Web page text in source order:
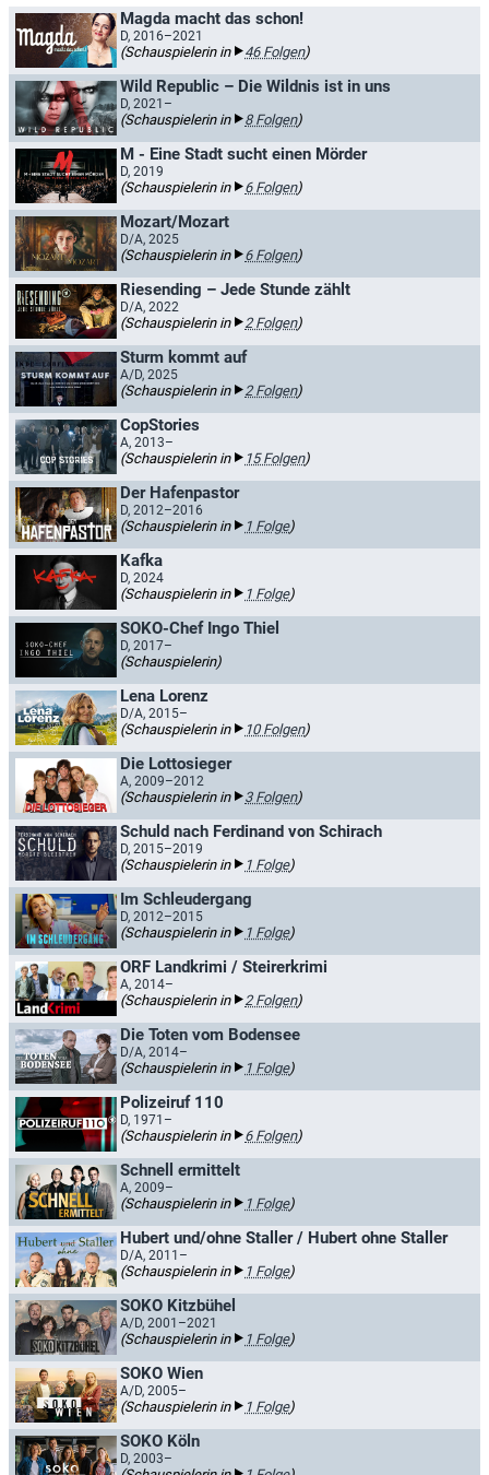
Magda macht das schon!
D, 2016–2021
(Schauspielerin in 46 Folgen)
Wild Republic – Die Wildnis ist in uns
D, 2021–
(Schauspielerin in 8 Folgen)
M - Eine Stadt sucht einen Mörder
D, 2019
(Schauspielerin in 6 Folgen)
Mozart/Mozart
D/A, 2025
(Schauspielerin in 6 Folgen)
Riesending – Jede Stunde zählt
D/A, 2022
(Schauspielerin in 2 Folgen)
Sturm kommt auf
A/D, 2025
(Schauspielerin in 2 Folgen)
CopStories
A, 2013–
(Schauspielerin in 15 Folgen)
Der Hafenpastor
D, 2012–2016
(Schauspielerin in 1 Folge)
Kafka
D, 2024
(Schauspielerin in 1 Folge)
SOKO-Chef Ingo Thiel
D, 2017–
(Schauspielerin)
Lena Lorenz
D/A, 2015–
(Schauspielerin in 10 Folgen)
Die Lottosieger
A, 2009–2012
(Schauspielerin in 3 Folgen)
Schuld nach Ferdinand von Schirach
D, 2015–2019
(Schauspielerin in 1 Folge)
Im Schleudergang
D, 2012–2015
(Schauspielerin in 1 Folge)
ORF Landkrimi / Steirerkrimi
A, 2014–
(Schauspielerin in 2 Folgen)
Die Toten vom Bodensee
D/A, 2014–
(Schauspielerin in 1 Folge)
Polizeiruf 110
D, 1971–
(Schauspielerin in 6 Folgen)
Schnell ermittelt
A, 2009–
(Schauspielerin in 1 Folge)
Hubert und/ohne Staller / Hubert ohne Staller
D/A, 2011–
(Schauspielerin in 1 Folge)
SOKO Kitzbühel
A/D, 2001–2021
(Schauspielerin in 1 Folge)
SOKO Wien
A/D, 2005–
(Schauspielerin in 1 Folge)
SOKO Köln
D, 2003–